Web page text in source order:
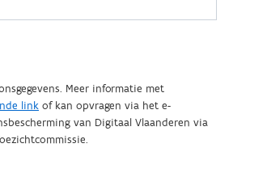
Meer informatie met
link of kan opvragen via het e-